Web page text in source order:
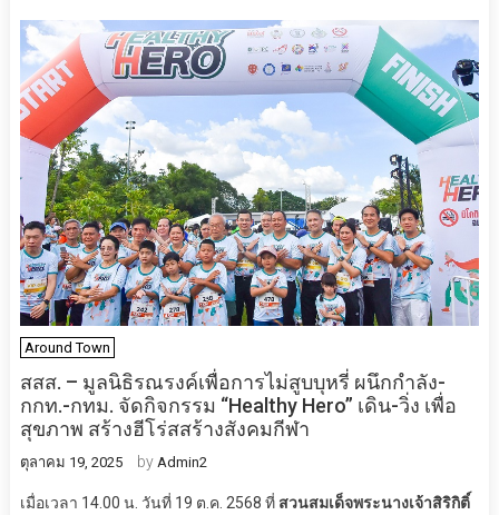
Around Town
สสส. – มูลนิธิรณรงค์เพื่อการไม่สูบบุหรี่ ผนึกกำลัง-
กกท.-กทม. จัดกิจกรรม “Healthy Hero” เดิน-วิ่ง เพื่อ
สุขภาพ สร้างฮีโร่สสร้างสังคมกีฬา
ตุลาคม 19, 2025 by Admin2
เมื่อเวลา 14.00 น. วันที่ 19 ต.ค. 2568 ที่ สวนสมเด็จพระนางเจ้าสิริกิติ์